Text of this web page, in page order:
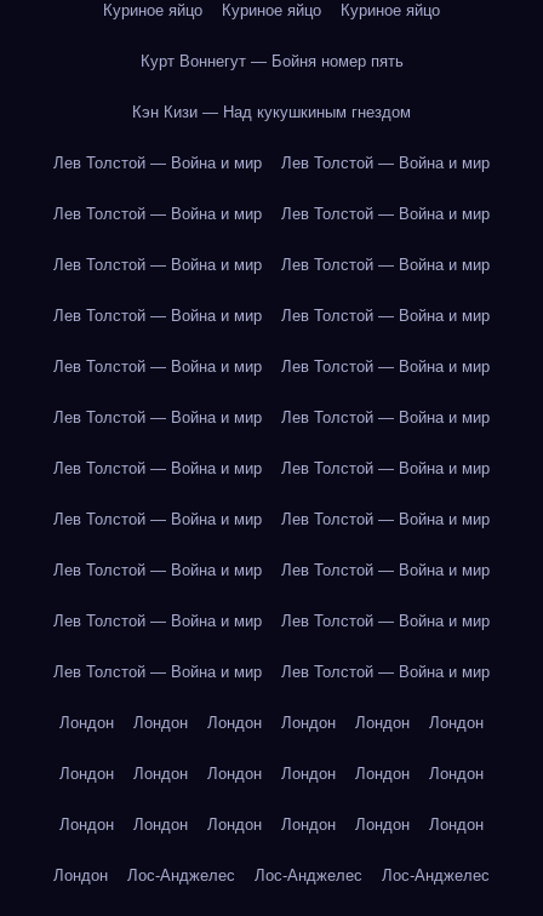
Куриное яйцо Куриное яйцо Куриное яйцо
Курт Воннегут — Бойня номер пять
Кэн Кизи — Над кукушкиным гнездом
Лев Толстой — Война и мир Лев Толстой — Война и мир
Лев Толстой — Война и мир Лев Толстой — Война и мир
Лев Толстой — Война и мир Лев Толстой — Война и мир
Лев Толстой — Война и мир Лев Толстой — Война и мир
Лев Толстой — Война и мир Лев Толстой — Война и мир
Лев Толстой — Война и мир Лев Толстой — Война и мир
Лев Толстой — Война и мир Лев Толстой — Война и мир
Лев Толстой — Война и мир Лев Толстой — Война и мир
Лев Толстой — Война и мир Лев Толстой — Война и мир
Лев Толстой — Война и мир Лев Толстой — Война и мир
Лев Толстой — Война и мир Лев Толстой — Война и мир
Лондон Лондон Лондон Лондон Лондон Лондон
Лондон Лондон Лондон Лондон Лондон Лондон
Лондон Лондон Лондон Лондон Лондон Лондон
Лондон Лос-Анджелес Лос-Анджелес Лос-Анджелес